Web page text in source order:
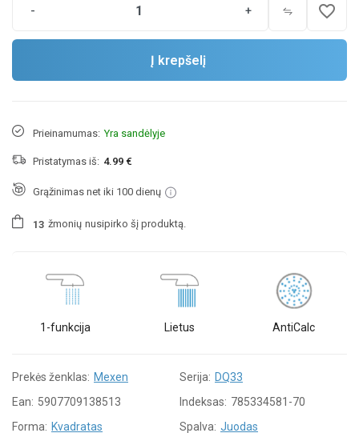
- + favorite_border
Į krepšelį
Prieinamumas: Yra sandėlyje
Pristatymas iš: 4.99 €
Grąžinimas net iki 100 dienų
13 žmonių nusipirko šį produktą.
1-funkcija Lietus AntiCalc
Prekės ženklas: Mexen Serija: DQ33
Ean: 5907709138513 Indeksas: 785334581-70
Forma: Kvadratas Spalva: Juodas